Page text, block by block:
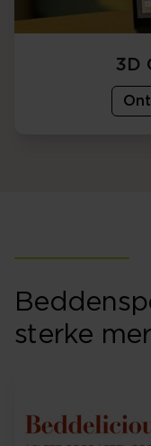
3D
sterke